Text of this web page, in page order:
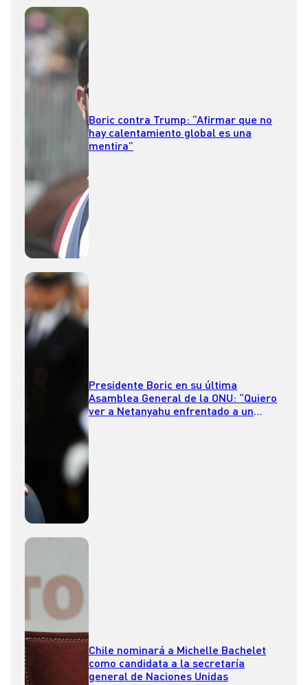
Boric contra Trump: “Afirmar que no
hay calentamiento global es una
mentira”
Presidente Boric en su última
Asamblea General de la ONU: “Quiero
ver a Netanyahu enfrentado a un
Chile nominará a Michelle Bachelet
como candidata a la secretaría
general de Naciones Unidas